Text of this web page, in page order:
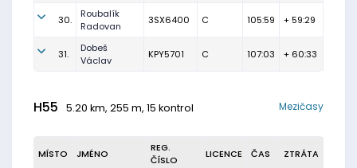
30.
Roubalík
Radovan
3SX6400 C 105:59 + 59:29
31.
Dobeš
Václav
KPY5701 C 107:03 + 60:33
H55 5.20 km, 255 m, 15 kontrol Mezičasy
MÍSTO JMÉNO
REG.
ČÍSLO
LICENCE ČAS ZTRÁTA